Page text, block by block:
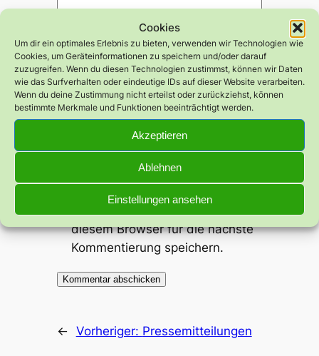
Cookies
Um dir ein optimales Erlebnis zu bieten, verwenden wir Technologien wie
Cookies, um Geräteinformationen zu speichern und/oder darauf
zuzugreifen. Wenn du diesen Technologien zustimmst, können wir Daten
wie das Surfverhalten oder eindeutige IDs auf dieser Website verarbeiten.
Wenn du deine Zustimmung nicht erteilst oder zurückziehst, können
bestimmte Merkmale und Funktionen beeinträchtigt werden.
Akzeptieren
Ablehnen
Einstellungen ansehen
Name*
E-Mail-Adresse*
Adresse und meine Website in
diesem Browser für die nächste
Kommentierung speichern.
← Vorheriger: Pressemitteilungen